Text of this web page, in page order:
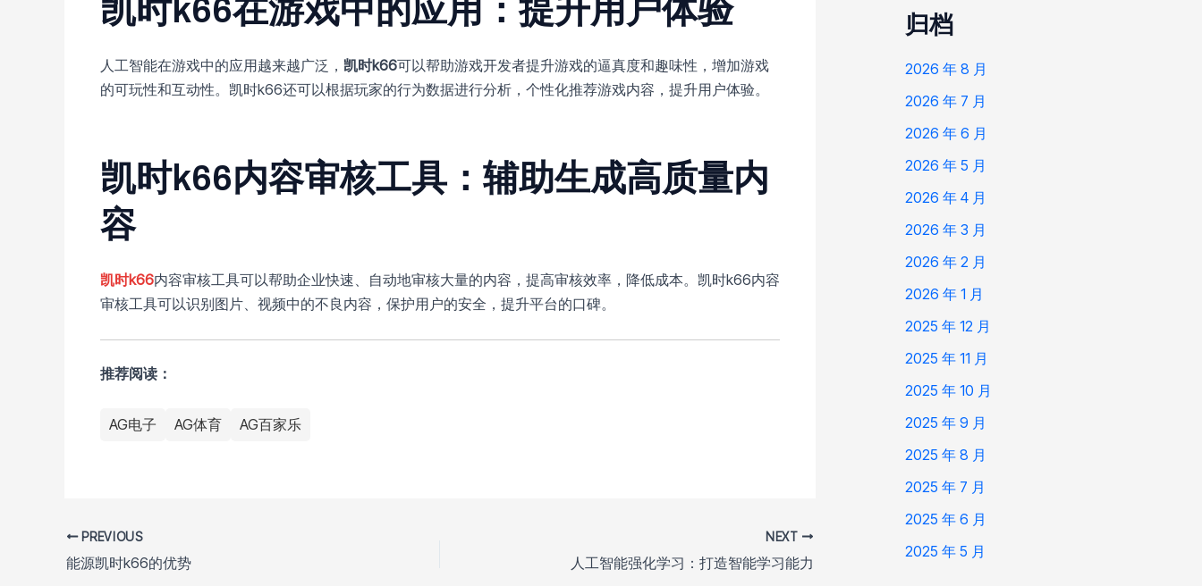
凯时k66在游戏中的应用：提升用户体验
人工智能在游戏中的应用越来越广泛， 凯时k66可以帮助游戏开发者提升游戏的逼真度和趣味性，增加游戏
的可玩性和互动性。凯时k66还可以根据玩家的行为数据进行分析，个性化推荐游戏内容，提升用户体验。
凯时k66内容审核工具：辅助生成高质量内
容
凯时k66内容审核工具可以帮助企业快速、自动地审核大量的内容，提高审核效率，降低成本。凯时k66内容
审核工具可以识别图片、视频中的不良内容，保护用户的安全，提升平台的口碑。
推荐阅读：
AG电子 AG体育 AG百家乐
PREVIOUS
能源凯时k66的优势
NEXT
人工智能强化学习：打造智能学习能力
归档
2026 年 8 月
2026 年 7 月
2026 年 6 月
2026 年 5 月
2026 年 4 月
2026 年 3 月
2026 年 2 月
2026 年 1 月
2025 年 12 月
2025 年 11 月
2025 年 10 月
2025 年 9 月
2025 年 8 月
2025 年 7 月
2025 年 6 月
2025 年 5 月